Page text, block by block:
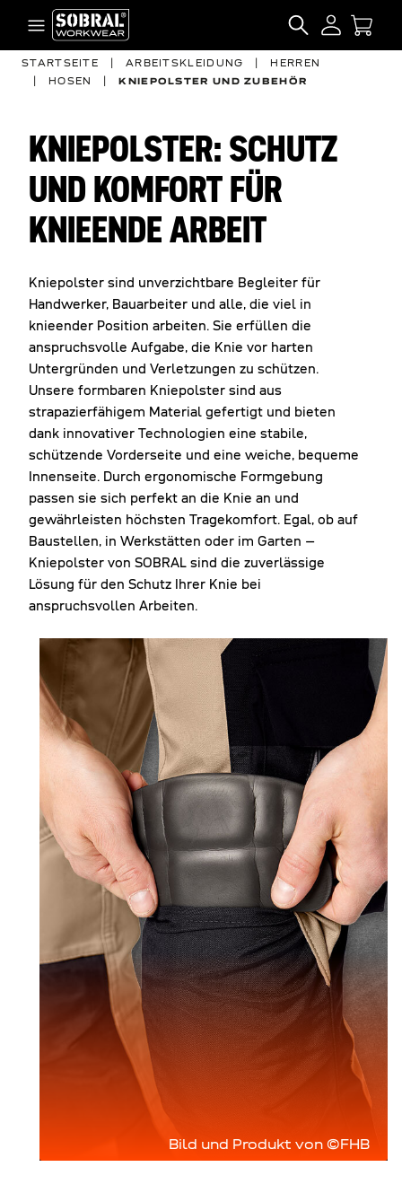
Zum Inhalt springen
SEARCH
STARTSEITE ARBEITSKLEIDUNG
HERREN
HOSEN KNIEPOLSTER UND ZUBEHÖR
KNIEPOLSTER: SCHUTZ
UND KOMFORT FÜR
KNIEENDE ARBEIT
Kniepolster sind unverzichtbare Begleiter für
Handwerker, Bauarbeiter und alle, die viel in
knieender Position arbeiten. Sie erfüllen die
anspruchsvolle Aufgabe, die Knie vor harten
Untergründen und Verletzungen zu schützen.
Unsere formbaren Kniepolster sind aus
strapazierfähigem Material gefertigt und bieten
dank innovativer Technologien eine stabile,
schützende Vorderseite und eine weiche, bequeme
Innenseite. Durch ergonomische Formgebung
passen sie sich perfekt an die Knie an und
gewährleisten höchsten Tragekomfort. Egal, ob auf
Baustellen, in Werkstätten oder im Garten –
Kniepolster von SOBRAL sind die zuverlässige
Lösung für den Schutz Ihrer Knie bei
anspruchsvollen Arbeiten.
Bild und Produkt von ©FHB